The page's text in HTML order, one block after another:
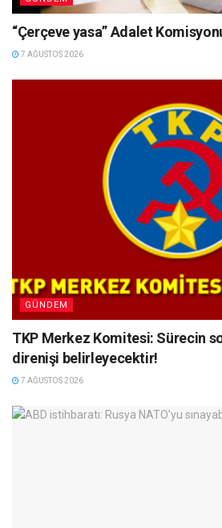
“Çerçeve yasa” Adalet
7 AĞUSTOS 2026
GÜNDEM
TKP Merkez Komitesi: Sürecin
direnişi belirleyecektir!
7 AĞUSTOS 2026